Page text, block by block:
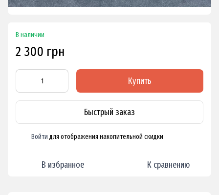
В наличии
2 300 грн
Купить
Быстрый заказ
Войти для отображения накопительной скидки
В избранное К сравнению